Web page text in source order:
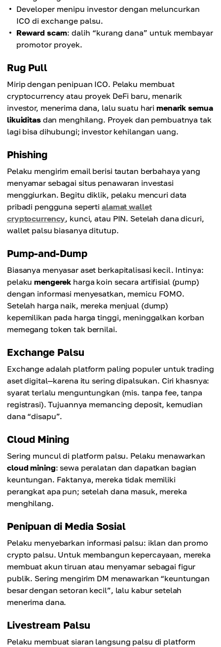
Developer menipu investor dengan meluncurkan
ICO di exchange palsu.
Reward scam: dalih “kurang dana” untuk membayar
promotor proyek.
Rug Pull
Mirip dengan penipuan ICO. Pelaku membuat
cryptocurrency atau proyek DeFi baru, menarik
investor, menerima dana, lalu suatu harimenarik semua
likuiditasdan menghilang. Proyek dan pembuatnya tak
lagi bisa dihubungi; investor kehilangan uang.
Phishing
Pelaku mengirim email berisi tautan berbahaya yang
menyamar sebagai situs penawaran investasi
menggiurkan. Begitu diklik, pelaku mencuri data
pribadi pengguna sepertialamat wallet
cryptocurrency, kunci, atau PIN. Setelah dana dicuri,
wallet palsu biasanya ditutup.
Pump-and-Dump
Biasanya menyasar aset berkapitalisasi kecil. Intinya:
pelakumengerek harga koin secara artifisial (pump)
dengan informasi menyesatkan, memicu FOMO.
Setelah harga naik, mereka menjual (dump)
kepemilikan pada harga tinggi, meninggalkan korban
memegang token tak bernilai.
Exchange Palsu
Exchange adalah platform paling populer untuk trading
aset digital—karena itu sering dipalsukan. Ciri khasnya:
syarat terlalu menguntungkan (mis. tanpa fee, tanpa
registrasi). Tujuannya memancing deposit, kemudian
dana “disapu”.
Cloud Mining
Sering muncul di platform palsu. Pelaku menawarkan
cloud mining: sewa peralatan dan dapatkan bagian
keuntungan. Faktanya, mereka tidak memiliki
perangkat apa pun; setelah dana masuk, mereka
menghilang.
Penipuan di Media Sosial
Pelaku menyebarkan informasi palsu: iklan dan promo
crypto palsu. Untuk membangun kepercayaan, mereka
membuat akun tiruan atau menyamar sebagai figur
publik. Sering mengirim DM menawarkan “keuntungan
besar dengan setoran kecil”, lalu kabur setelah
menerima dana.
Livestream Palsu
Pelaku membuat siaran langsung palsu di platform